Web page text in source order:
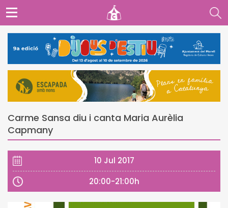
Carme Sansa diu i canta Maria Aurèlia
Capmany
10 Jul 2017
20:00-21:00h